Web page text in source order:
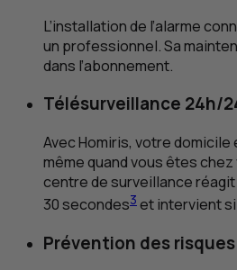
L’installation de l’alarme
un professionnel. Sa
dans l’abonnement.
Télésurveillance 24h/
Avec Homiris, votre
même quand vous êtes chez
centre de surveillance réagit
30 secondes3 et intervient
Prévention des